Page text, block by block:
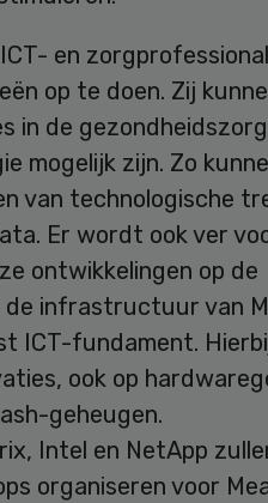
en
op te doen. Zij
in de
mogelijk zijn. Zo
van technologische
Er wordt ook ver
ontwikkelingen op de
infrastructuur van
ICT-fundament.
ook op
geheugen.
Intel en NetApp
organiseren voor